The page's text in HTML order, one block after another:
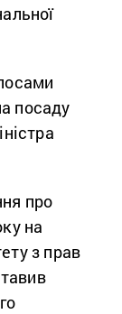
посаду
про
на
з прав